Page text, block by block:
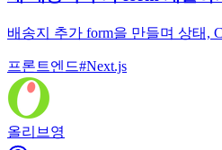
배송지 추가 form을 만들며 상태,
프론트엔드#Next.js
올리브영